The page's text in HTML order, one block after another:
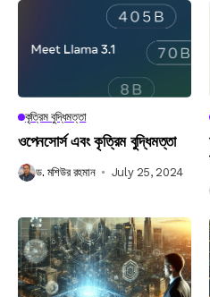
কৃত্রিম বুদ্ধিমত্তা
ওপেনসোর্স এবং কৃত্রিম বুদ্ধিমত্তা
ড. মশিউর রহমান July 25, 2024